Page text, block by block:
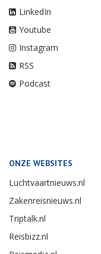
LinkedIn
Youtube
Instagram
RSS
Podcast
ONZE WEBSITES
Luchtvaartnieuws.nl
Zakenreisnieuws.nl
Triptalk.nl
Reisbizz.nl